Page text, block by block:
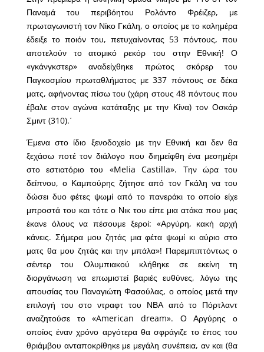
Παναμά του περιβόητου Ρολάντο Φρέιζερ, με
πρωταγωνιστή τον Νίκο Γκάλη, ο οποίος με το καλημέρα
έδειξε το ποιόν του, πετυχαίνοντας 53 πόντους, που
αποτελούν το ατομικό ρεκόρ του στην Εθνική! Ο
«γκάνγκστερ» αναδείχθηκε πρώτος σκόρερ του
Παγκοσμίου πρωταθλήματος με 337 πόντους σε δέκα
ματς, αφήνοντας πίσω του (χάρη στους 48 πόντους που
έβαλε στον αγώνα κατάταξης με την Κίνα) τον Οσκάρ
Σμιντ (310).΄
Έμενα στο ίδιο ξενοδοχείο με την Εθνική και δεν θα
ξεχάσω ποτέ τον διάλογο που διημείφθη ένα μεσημέρι
στο εστιατόριο του «Melia Castilla». Την ώρα του
δείπνου, ο Καμπούρης ζήτησε από τον Γκάλη να του
δώσει δυο φέτες ψωμί από το πανεράκι το οποίο είχε
μπροστά του και τότε ο Νικ του είπε μια ατάκα που μας
έκανε όλους να πέσουμε ξεροί: «Αργύρη, κακή αρχή
κάνεις. Σήμερα μου ζητάς μια φέτα ψωμί κι αύριο στο
ματς θα μου ζητάς και την μπάλα»! Παρεμπιπτόντως ο
σέντερ του Ολυμπιακού κλήθηκε σε εκείνη τη
διοργάνωση να επωμιστεί βαριές ευθύνες, λόγω της
απουσίας του Παναγιώτη Φασούλας, ο οποίος μετά την
επιλογή του στο ντραφτ του ΝΒΑ από το Πόρτλαντ
αναζητούσε το «American dream». Ο Αργύρης ο
οποίος έναν χρόνο αργότερα θα σφράγιζε το έπος του
θριάμβου ανταποκρίθηκε με μεγάλη συνέπεια, αν και (θα